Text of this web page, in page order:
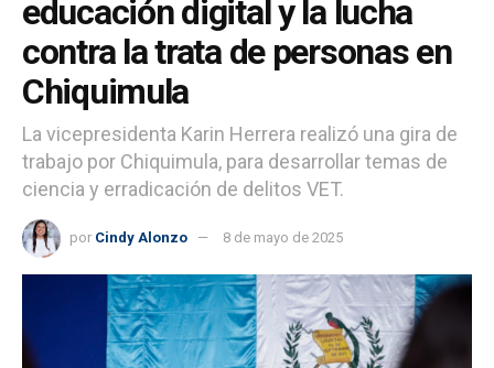
educación digital y la lucha
contra la trata de personas en
Chiquimula
La vicepresidenta Karin Herrera realizó una gira de
trabajo por Chiquimula, para desarrollar temas de
ciencia y erradicación de delitos VET.
por Cindy Alonzo 8 de mayo de 2025